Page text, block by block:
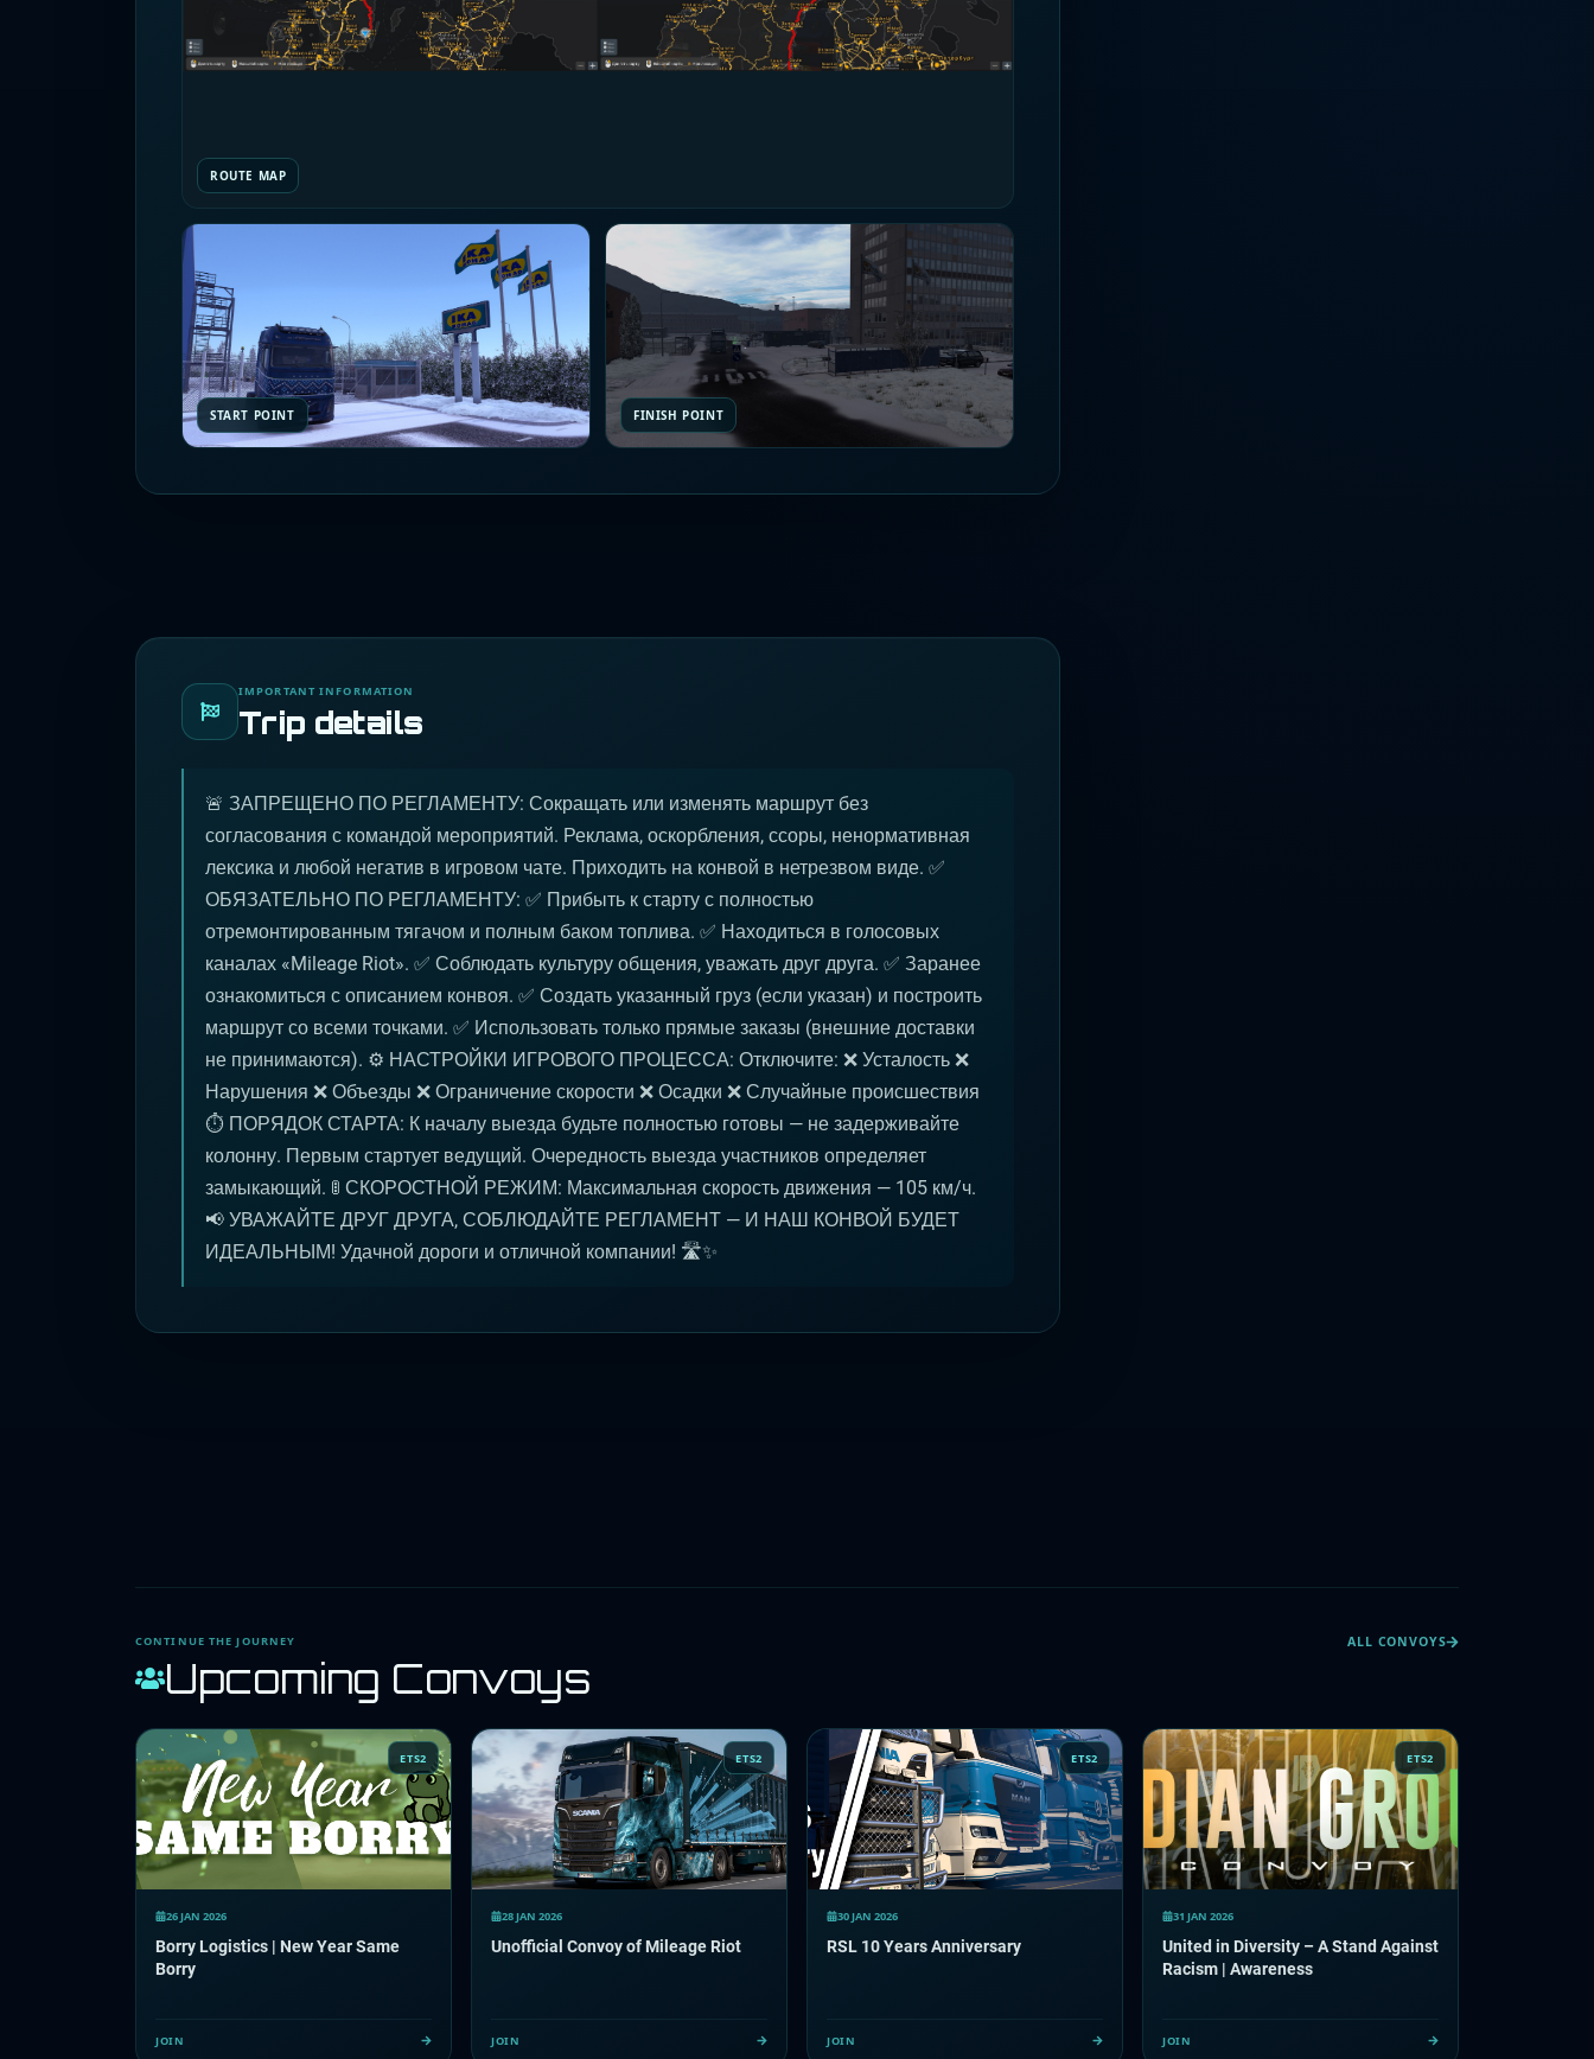
ROUTE MAP
START POINT FINISH POINT
IMPORTANT INFORMATION
Trip details
🚨 ЗАПРЕЩЕНО ПО РЕГЛАМЕНТУ: Сокращать или изменять маршрут без
согласования с командой мероприятий. Реклама, оскорбления, ссоры, ненормативная
лексика и любой негатив в игровом чате. Приходить на конвой в нетрезвом виде. ✅
ОБЯЗАТЕЛЬНО ПО РЕГЛАМЕНТУ: ✅ Прибыть к старту с полностью
отремонтированным тягачом и полным баком топлива. ✅ Находиться в голосовых
каналах «Mileage Riot». ✅ Соблюдать культуру общения, уважать друг друга. ✅ Заранее
ознакомиться с описанием конвоя. ✅ Создать указанный груз (если указан) и построить
маршрут со всеми точками. ✅ Использовать только прямые заказы (внешние доставки
не принимаются). ⚙️ НАСТРОЙКИ ИГРОВОГО ПРОЦЕССА: Отключите: ❌ Усталость ❌
Нарушения ❌ Объезды ❌ Ограничение скорости ❌ Осадки ❌ Случайные происшествия
⏱ ПОРЯДОК СТАРТА: К началу выезда будьте полностью готовы — не задерживайте
колонну. Первым стартует ведущий. Очередность выезда участников определяет
замыкающий. 🚦 СКОРОСТНОЙ РЕЖИМ: Максимальная скорость движения — 105 км/ч.
📢 УВАЖАЙТЕ ДРУГ ДРУГА, СОБЛЮДАЙТЕ РЕГЛАМЕНТ — И НАШ КОНВОЙ БУДЕТ
ИДЕАЛЬНЫМ! Удачной дороги и отличной компании! 🛣️✨
CONTINUE THE JOURNEY
Upcoming Convoys
ALL CONVOYS
ETS2
26 JAN 2026
Borry Logistics | New Year Same
Borry
JOIN
ETS2
28 JAN 2026
Unofficial Convoy of Mileage Riot
JOIN
ETS2
30 JAN 2026
RSL 10 Years Anniversary
JOIN
ETS2
31 JAN 2026
United in Diversity – A Stand Against
Racism | Awareness
JOIN